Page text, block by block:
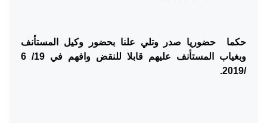
حكما حضوريا صدر وتلي علنا بحضور وكيل المستأنف
وبغياب المستأنف عليهم قابلا للنقض وافهم في 19/ 6
/2019.